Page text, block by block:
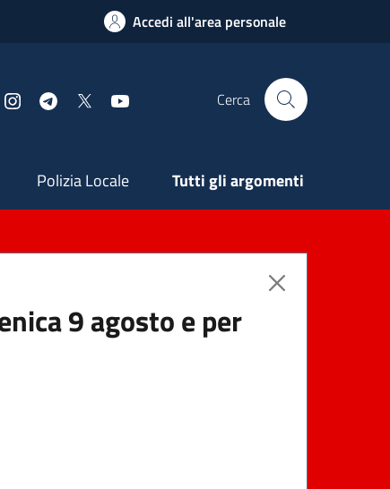
Accedi all'area personale
InstagramTelegram Cerca
Polizia Locale Tutti gli argomenti
9 agosto e per